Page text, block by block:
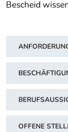
Bescheid
OFFENE